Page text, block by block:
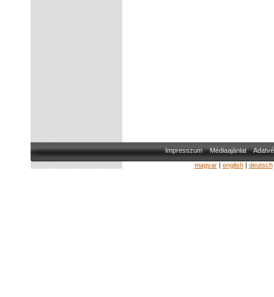
Impresszum Médiaajánlat
magyar| english| deutsch